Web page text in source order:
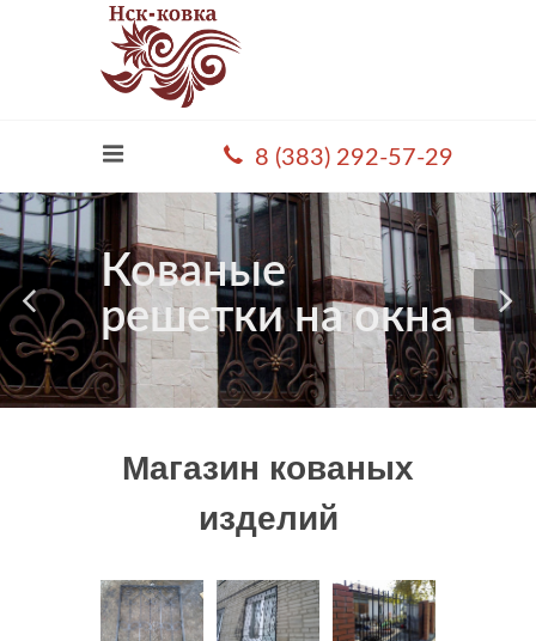
8 (383) 292-57-29
Кованые
решетки на окна
Магазин кованых
изделий